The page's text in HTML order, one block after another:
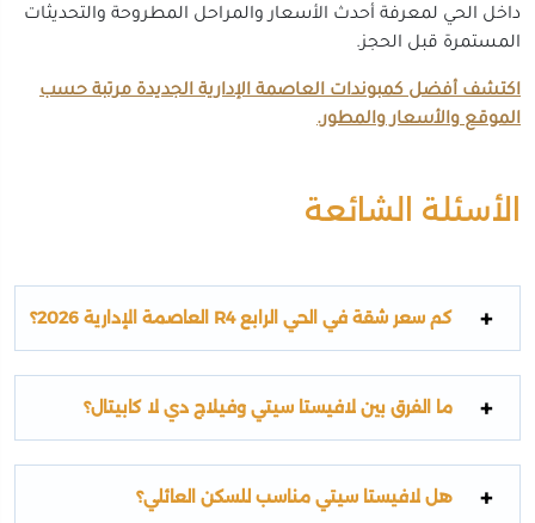
داخل الحي لمعرفة أحدث الأسعار والمراحل المطروحة والتحديثات
المستمرة قبل الحجز.
اكتشف أفضل كمبوندات العاصمة الإدارية الجديدة مرتبة حسب
الموقع والأسعار والمطور.
الأسئلة الشائعة
كم سعر شقة في الحي الرابع R4 العاصمة الإدارية 2026؟
ما الفرق بين لافيستا سيتي وفيلاج دي لا كابيتال؟
هل لافيستا سيتي مناسب للسكن العائلي؟